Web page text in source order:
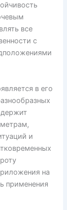
все
с
в его
и
на
применения